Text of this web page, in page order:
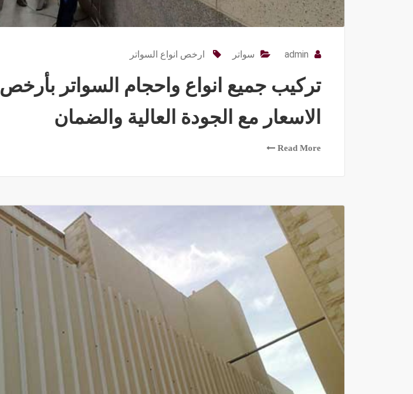
admin سواتر ارخص انواع السواتر
تركيب جميع انواع واحجام السواتر بأرخص
الاسعار مع الجودة العالية والضمان
Read More